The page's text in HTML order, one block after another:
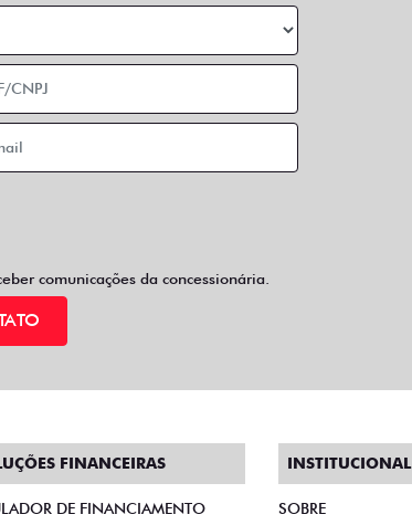
comunicações da concessionária.
FINANCEIRAS
DE FINANCIAMENTO
INSTITUCIONAL
SOBRE